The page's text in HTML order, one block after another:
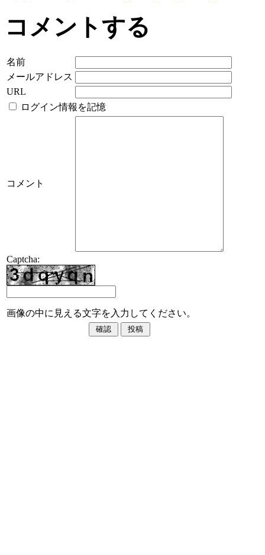
コメントする
名前
メールアドレス
URL
ログイン情報を記憶
コメント
Captcha:
画像の中に見える文字を入力してください。